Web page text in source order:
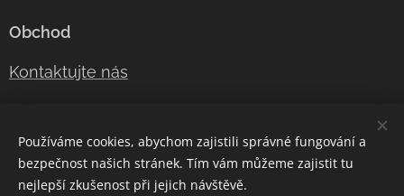
Obchod
Kontaktujte nás
E-mail:kapitan@yachters.cz
Telefon:+420 603 932 68
Používáme cookies, abychom zajistili správné fungování a
bezpečnost našich stránek. Tím vám můžeme zajistit tu
nejlepší zkušenost při jejich návštěvě.